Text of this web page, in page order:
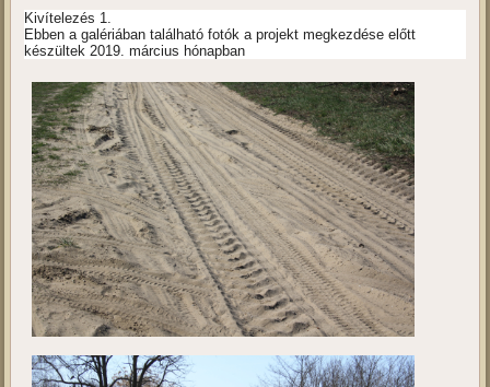
Kivítelezés 1.
Ebben a galériában található fotók a projekt megkezdése előtt
készültek 2019. március hónapban